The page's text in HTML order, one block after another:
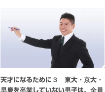
天才になるために３ 東大・京大・
早慶を卒業していない男子は、全員